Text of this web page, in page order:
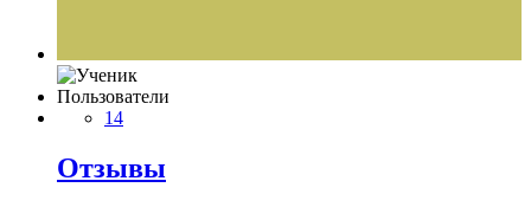
Пользователи
14
Отзывы